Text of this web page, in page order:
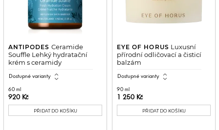
ANTIPODES Ceramide
Souffle Lehký hydratační
krém s ceramidy
Dostupné varianty expand_all
60 ml
920 Kč
PŘIDAT DO KOŠÍKU
EYE OF HORUS Luxusní
přírodní odličovací a čisticí
balzám
Dostupné varianty expand_all
90 ml
1 250 Kč
PŘIDAT DO KOŠÍKU